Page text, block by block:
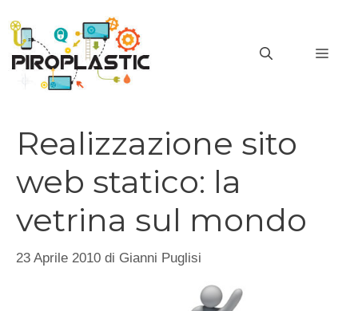
contenuto
Realizzazione sito
web statico: la
vetrina sul mondo
23 Aprile 2010 di Gianni Puglisi